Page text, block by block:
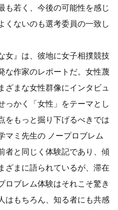
も若く、今後の可能性を感じ
くないのも選考委員の一致し
女』は、彼地に女子相撲競技
な作家のレポートだ。女性蔑
ざまな女性群像にインタビュ
っかく「女性」をテーマとし
をもっと掘り下げるべきでは
マミ先生の ノープロブレム
者と同じく体験記であり、傾
ざまに語られているが、滞在
ロブレム体験はそれこそ驚き
はもちろん、知る者にも共感